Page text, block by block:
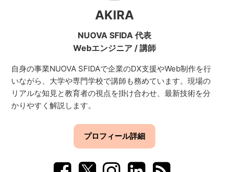
AKIRA
NUOVA SFIDA 代表
Webエンジニア / 講師
自身の事業NUOVA SFIDAで企業のDX支援やWeb制作を行
いながら、大学や専門学校で講師も務めています。現場の
リアルな知見と教育者の視点を掛け合わせ、最新技術を分
かりやすく解説します。
プロフィール詳細